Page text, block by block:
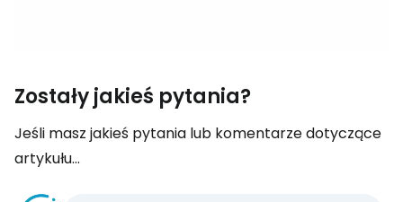
Zostały jakieś pytania?
Jeśli masz jakieś pytania lub komentarze dotyczące
artykułu...